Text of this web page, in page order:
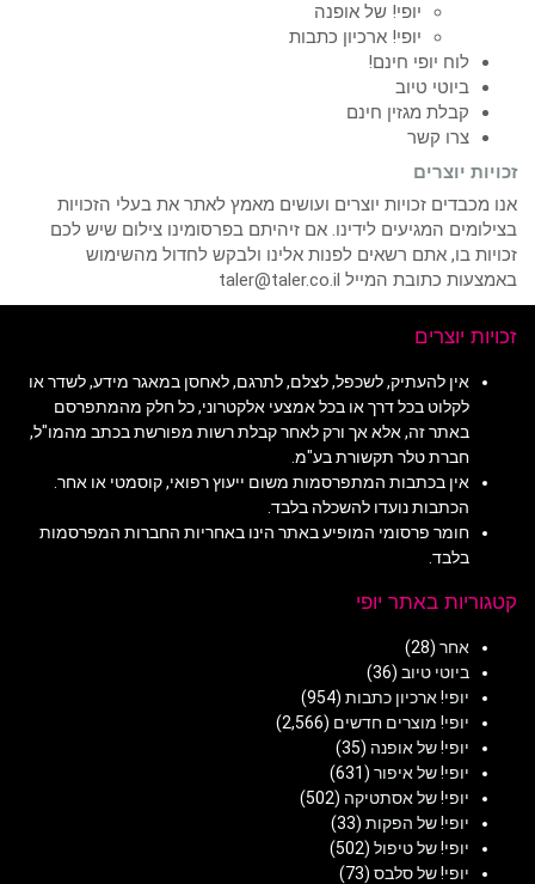
יופי! של אופנה
יופי! ארכיון כתבות
לוח יופי חינם!
ביוטי טיוב
קבלת מגזין חינם
צרו קשר
זכויות יוצרים
אנו מכבדים זכויות יוצרים ועושים מאמץ לאתר את בעלי הזכויות
בצילומים המגיעים לידינו. אם זיהיתם בפרסומינו צילום שיש לכם
זכויות בו, אתם רשאים לפנות אלינו ולבקש לחדול מהשימוש
באמצעות כתובת המייל taler@taler.co.il
זכויות יוצרים
אין להעתיק, לשכפל, לצלם, לתרגם, לאחסן במאגר מידע, לשדר או
לקלוט בכל דרך או בכל אמצעי אלקטרוני, כל חלק מהמתפרסם
באתר זה, אלא אך ורק לאחר קבלת רשות מפורשת בכתב מהמו"ל,
חברת טלר תקשורת בע"מ.
אין בכתבות המתפרסמות משום ייעוץ רפואי, קוסמטי או אחר.
הכתבות נועדו להשכלה בלבד.
חומר פרסומי המופיע באתר הינו באחריות החברות המפרסמות
בלבד.
קטגוריות באתר יופי
אחר (28)
ביוטי טיוב (36)
יופי! ארכיון כתבות (954)
יופי! מוצרים חדשים (2,566)
יופי! של אופנה (35)
יופי! של איפור (631)
יופי! של אסתטיקה (502)
יופי! של הפקות (33)
יופי! של טיפול (502)
יופי! של סלבס (73)